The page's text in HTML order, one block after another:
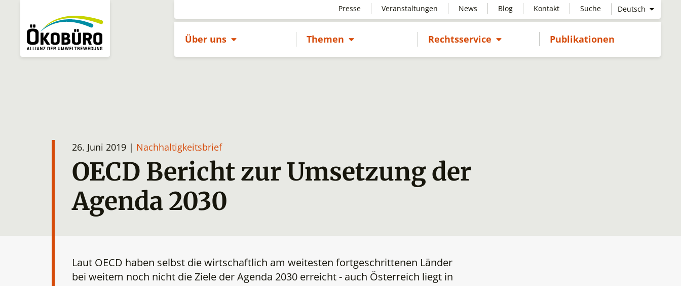
Über uns Untermenü öffnenThemen Untermenü öffnenRechtsservice Untermenü öffnenPublikationen
Presse Veranstaltungen News Blog Kontakt Suche Deutsch
26. Juni 2019 | Nachhaltigkeitsbrief
OECD Bericht zur Umsetzung der
Agenda 2030
Laut OECD haben selbst die wirtschaftlich am weitesten fortgeschrittenen Länder
bei weitem noch nicht die Ziele der Agenda 2030 erreicht - auch Österreich liegt in